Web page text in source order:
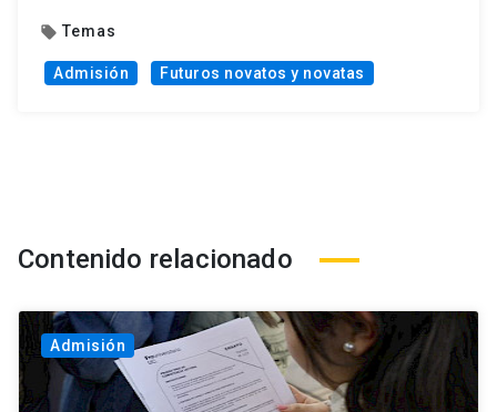
local_offer Temas
Admisión Futuros novatos y novatas
Contenido relacionado
Admisión